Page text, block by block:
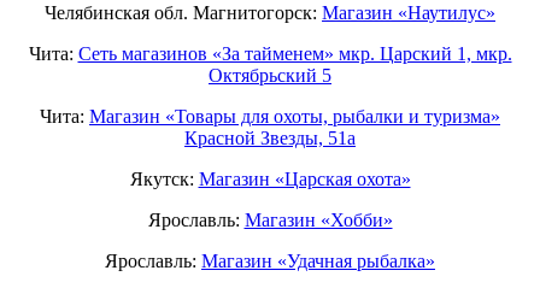
Челябинская обл. Магнитогорск: Магазин «Наутилус»
Чита: Сеть магазинов «За тайменем» мкр. Царский 1, мкр.
Октябрьский 5
Чита: Магазин «Товары для охоты, рыбалки и туризма»
Красной Звезды, 51а
Якутск: Магазин «Царская охота»
Ярославль: Магазин «Хобби»
Ярославль: Магазин «Удачная рыбалка»